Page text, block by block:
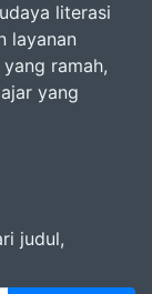
literasi
layanan
ramah,
yang
judul,